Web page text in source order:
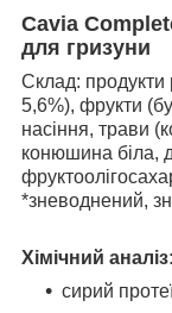
Cavia
для гризуни
Склад: продукти
5,6%), фрукти
насіння, трави
конюшина біла,
*зневоднений,
Хімічний аналіз:
сирий